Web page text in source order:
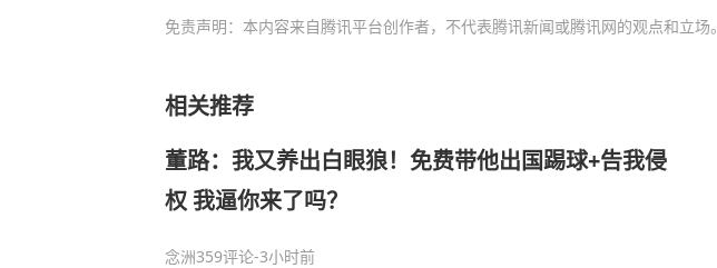
免责声明：本内容来自腾讯平台创作者，不代表腾讯新闻或腾讯网的观点和立场。
相关推荐
董路：我又养出白眼狼！免费带他出国踢球+告我侵
权 我逼你来了吗？
念洲359评论-3小时前